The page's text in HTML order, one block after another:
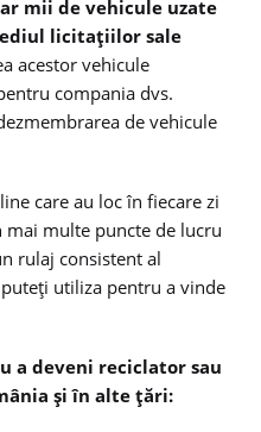
mii de vehicule uzate
licitațiilor sale
acestor vehicule
compania dvs.
de vehicule
care au loc în fiecare zi
multe puncte de lucru
rulaj consistent al
utiliza pentru a vinde
a deveni reciclator sau
și în alte țări: